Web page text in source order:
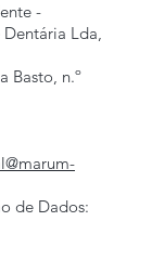
-
Lda,
Basto, n.º
de Dados: